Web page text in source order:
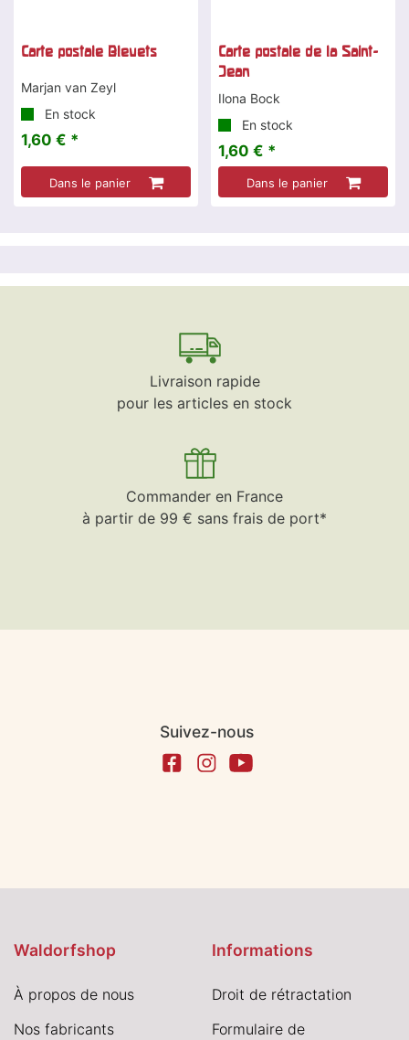
Carte postale Bleuets
Marjan van Zeyl
En stock
1,60 € *
Dans le panier
Carte postale de la Saint-
Jean
Ilona Bock
En stock
1,60 € *
Dans le panier
Livraison rapide
pour les articles en stock
Commander en France
à partir de 99 € sans frais de port*
Suivez-nous
Waldorfshop
À propos de nous
Nos fabricants
Informations
Droit de rétractation
Formulaire de